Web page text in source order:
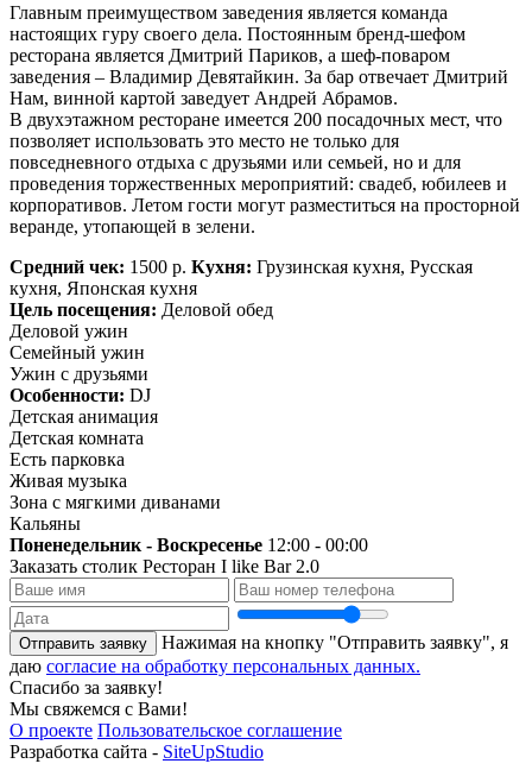
Главным преимуществом заведения является команда
настоящих гуру своего дела. Постоянным бренд-шефом
ресторана является Дмитрий Париков, а шеф-поваром
заведения – Владимир Девятайкин. За бар отвечает Дмитрий
Нам, винной картой заведует Андрей Абрамов.
В двухэтажном ресторане имеется 200 посадочных мест, что
позволяет использовать это место не только для
повседневного отдыха с друзьями или семьей, но и для
проведения торжественных мероприятий: свадеб, юбилеев и
корпоративов. Летом гости могут разместиться на просторной
веранде, утопающей в зелени.
Средний чек: 1500 р. Кухня: Грузинская кухня, Русская
кухня, Японская кухня
Цель посещения: Деловой обед
Деловой ужин
Семейный ужин
Ужин с друзьями
Особенности: DJ
Детская анимация
Детская комната
Есть парковка
Живая музыка
Зона с мягкими диванами
Кальяны
Поненедельник - Воскресенье 12:00 - 00:00
Заказать столик Ресторан I like Bar 2.0
Отправить заявку
Нажимая на кнопку "Отправить заявку", я
даю согласие на обработку персональных данных.
Спасибо за заявку!
Мы свяжемся с Вами!
О проекте Пользовательское соглашение
Разработка сайта - SiteUpStudio